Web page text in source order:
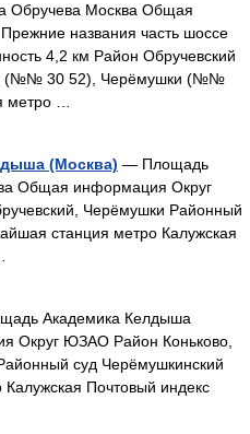
Обручева Москва Общая
названия часть шоссе
4,2 км Район Обручевский
(№№ 30 52), Черёмушки (№№
метро …
(Москва) — Площадь
Общая информация Округ
Черёмушки Районный
станция метро Калужская
Академика Келдыша
Округ ЮЗАО Район Коньково,
суд Черёмушкинский
Почтовый индекс